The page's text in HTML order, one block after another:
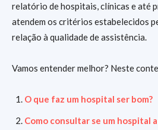
relatório de hospitais, clínicas e até
atendem os critérios estabelecidos
relação à qualidade de assistência.
Vamos entender melhor? Neste
O que faz um hospital ser bom?
Como consultar se um hospital